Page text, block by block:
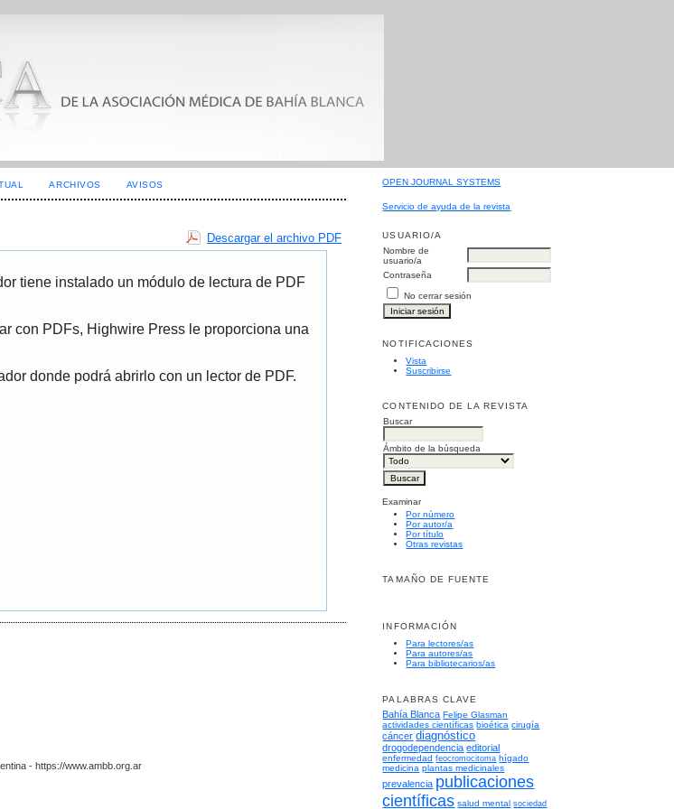
OPEN JOURNAL SYSTEMS
Servicio de ayuda de la revista
USUARIO/A
Nombre de
usuario/a
Contraseña
No cerrar sesión
NOTIFICACIONES
Vista
Suscribirse
CONTENIDO DE LA REVISTA
Buscar
Ámbito de la búsqueda
Examinar
Por número
Por autor/a
Por título
Otras revistas
TAMAÑO DE FUENTE
INFORMACIÓN
Para lectores/as
Para autores/as
Para bibliotecarios/as
PALABRAS CLAVE
Bahía Blanca Felipe Glasman
actividades científicas bioética cirugía
cáncer diagnóstico
drogodependencia editorial
enfermedad feocromocitoma hígado
medicina plantas medicinales
prevalencia publicaciones
científicas salud mental sociedad
ARCHIVOS AVISOS
Descargar el archivo PDF
tiene instalado un módulo de lectura de PDF
con PDFs, Highwire Press le proporciona una
donde podrá abrirlo con un lector de PDF.
- https://www.ambb.org.ar